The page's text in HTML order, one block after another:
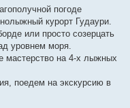
погоде
курорт Гудаури.
или просто созерцать
уровнем моря.
мастерство на 4-х лыжных
поедем на экскурсию в